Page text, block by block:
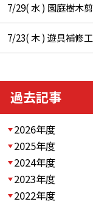
7/29( 水 ) 園庭樹木
7/23( 木 ) 遊具補修
過去記事
2026年度
2025年度
2024年度
2023年度
2022年度